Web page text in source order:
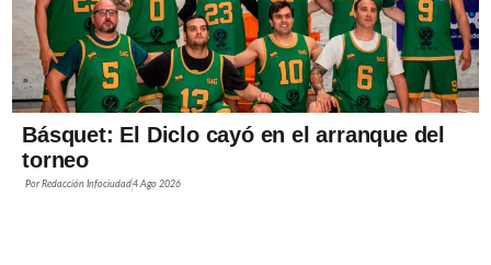
Básquet: El Diclo cayó en el arranque del
torneo
PorRedacción Infociudad4 Ago 2026